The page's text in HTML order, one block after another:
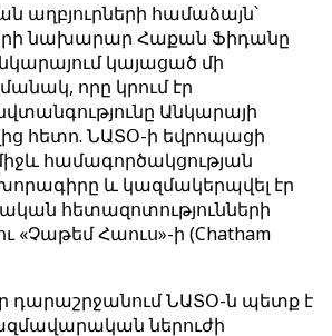
համաձայն՝
նախարար Հաքան Ֆիդանը
Անկարայում կայացած մի
որը կրում էր
Անկարայի
հետո. ՆԱՏՕ-ի եվրոպացի
համագործակցության
և կազմակերպվել էր
հետազոտությունների
«Չաթեմ Հաուս»-ի (Chatham
դարաշրջանում ՆԱՏՕ-ն պետք է
ներուժի